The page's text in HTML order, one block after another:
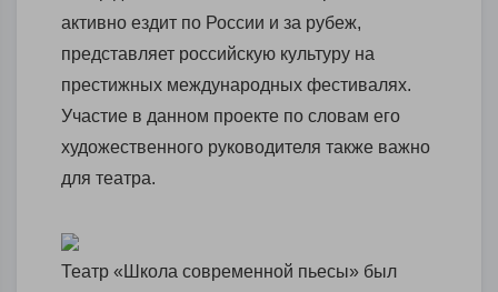
активно ездит по России и за рубеж,
представляет российскую культуру на
престижных международных фестивалях.
Участие в данном проекте по словам его
художественного руководителя также важно
для театра.
Театр «Школа современной пьесы» был